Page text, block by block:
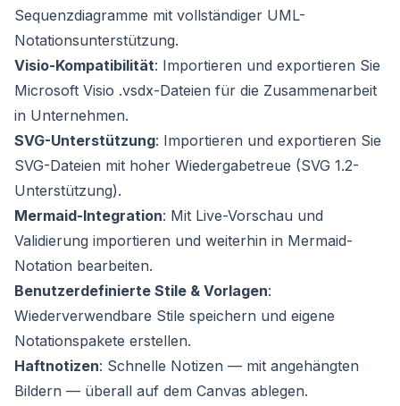
Sequenzdiagramme mit vollständiger UML-
Notationsunterstützung.
Visio-Kompatibilität: Importieren und exportieren Sie
Microsoft Visio .vsdx-Dateien für die Zusammenarbeit
in Unternehmen.
SVG-Unterstützung: Importieren und exportieren Sie
SVG-Dateien mit hoher Wiedergabetreue (SVG 1.2-
Unterstützung).
Mermaid-Integration: Mit Live-Vorschau und
Validierung importieren und weiterhin in Mermaid-
Notation bearbeiten.
Benutzerdefinierte Stile & Vorlagen:
Wiederverwendbare Stile speichern und eigene
Notationspakete erstellen.
Haftnotizen: Schnelle Notizen — mit angehängten
Bildern — überall auf dem Canvas ablegen.